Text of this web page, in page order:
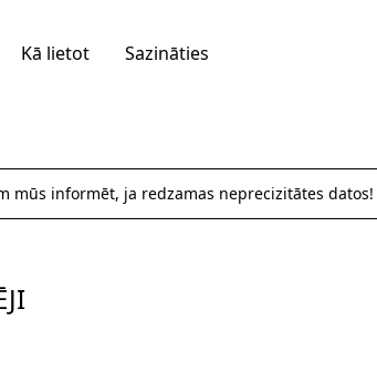
Kā lietot Sazināties
mūs informēt, ja redzamas neprecizitātes datos!